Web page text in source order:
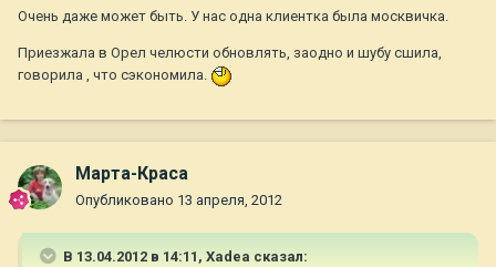
Очень даже может быть. У нас одна клиентка была москвичка.
Приезжала в Орел челюсти обновлять, заодно и шубу сшила,
говорила , что сэкономила.
Марта-Краса
Опубликовано 13 апреля, 2012
В 13.04.2012 в 14:11, Xadea сказал: